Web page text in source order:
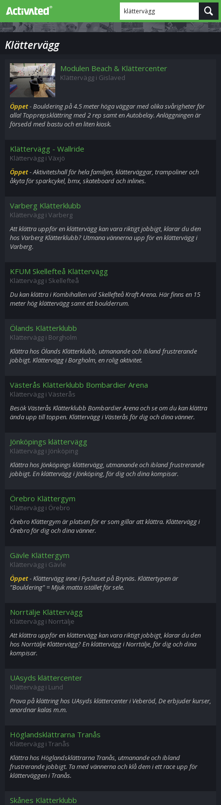
klättervägg
Klättervägg
Modulen Beach & Klättercenter
Klättervägg i Gislaved
Öppet- Bouldering på 4.5 meter höga väggar med olika svårigheter för
alla! Topprepsklättring med 2 rep samt en Autobelay. Anläggningen är
försedd med bastu och en liten kiosk.
Klättervägg - Wallride
Klättervägg i Växjö
Öppet- Aktivitetshall för hela familjen, klätterväggar, trampoliner och
åkyta för sparkcykel, bmx, skateboard och inlines.
Varberg Klätterklubb
Klättervägg i Varberg
Att klättra uppför en klättervägg kan vara riktigt jobbigt, klarar du den
hos Varberg Klätterklubb? Utmana vännerna upp för en klättervägg i
Varberg.
KFUM Skellefteå Klättervägg
Klättervägg i Skellefteå
Du kan klättra i Kombihallen vid Skellefteå Kraft Arena. Här finns en 15
meter hög klättervägg samt ett boulderrum.
Ölands Klätterklubb
Klättervägg i Borgholm
Klättra hos Ölands Klätterklubb, utmanande och ibland frustrerande
jobbigt. Klättervägg i Borgholm, en rolig aktivitet.
Västerås Klätterklubb Bombardier Arena
Klättervägg i Västerås
Besök Västerås Klätterklubb Bombardier Arena och se om du kan klättra
ända upp till toppen. Klättervägg i Västerås för dig och dina vänner.
Jönköpings klättervägg
Klättervägg i Jönköping
Klättra hos Jönköpings klättervägg, utmanande och ibland frustrerande
jobbigt. En klättervägg i Jönköping, för dig och dina kompisar.
Örebro Klättergym
Klättervägg i Örebro
Örebro Klättergym är platsen för er som gillar att klättra. Klättervägg i
Örebro för dig och dina vänner.
Gävle Klättergym
Klättervägg i Gävle
Öppet- Klättervägg inne i Fyshuset på Brynäs. Klättertypen är
"Bouldering" = Mjuk matta istället för sele.
Norrtälje Klättervägg
Klättervägg i Norrtälje
Att klättra uppför en klättervägg kan vara riktigt jobbigt, klarar du den
hos Norrtälje Klättervägg? En klättervägg i Norrtälje, för dig och dina
kompisar.
UAsyds klättercenter
Klättervägg i Lund
Prova på klättring hos UAsyds klättercenter i Veberöd, De erbjuder kurser,
anordnar kalas m.m.
Höglandsklättrarna Tranås
Klättervägg i Tranås
Klättra hos Höglandsklättrarna Tranås, utmanande och ibland
frustrerande jobbigt. Ta med vännerna och klå dem i ett race upp för
klätterväggen i Tranås.
Skånes Klätterklubb